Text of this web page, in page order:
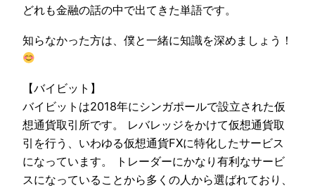
どれも金融の話の中で出てきた単語です。
知らなかった方は、僕と一緒に知識を深めましょう！
【バイビット】
バイビットは2018年にシンガポールで設立された仮
想通貨取引所です。 レバレッジをかけて仮想通貨取
引を行う、いわゆる仮想通貨FXに特化したサービス
になっています。 トレーダーにかなり有利なサービ
スになっていることから多くの人から選ばれており、